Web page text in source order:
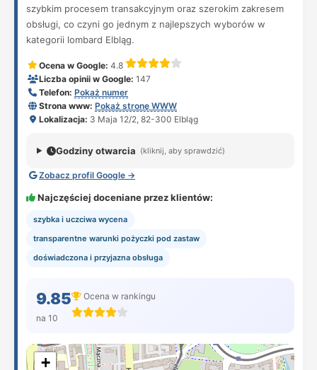
szybkim procesem transakcyjnym oraz szerokim zakresem
obsługi, co czyni go jednym z najlepszych wyborów w
kategorii lombard Elbląg.
Ocena w Google: 4.8
Liczba opinii w Google: 147
Telefon: Pokaż numer
Strona www: Pokaż stronę WWW
Lokalizacja: 3 Maja 12/2, 82-300 Elbląg
Godziny otwarcia (kliknij, aby sprawdzić)
Zobacz profil Google →
Najczęściej doceniane przez klientów:
szybka i uczciwa wycena
transparentne warunki pożyczki pod zastaw
doświadczona i przyjazna obsługa
9.85
na 10
Ocena w rankingu
+